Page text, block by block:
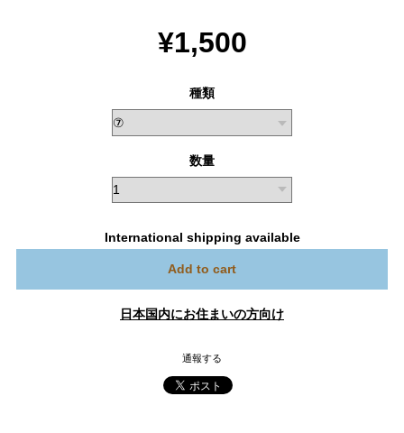
¥1,500
種類
数量
International shipping available
Add to cart
日本国内にお住まいの方向け
通報する